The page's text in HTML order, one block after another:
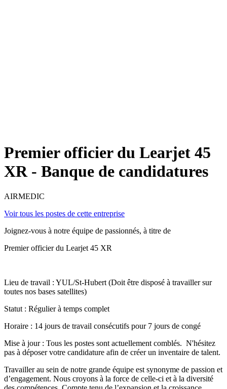
Premier officier du Learjet 45
XR - Banque de candidatures
AIRMEDIC
Voir tous les postes de cette entreprise
Joignez-vous à notre équipe de passionnés, à titre de
Premier officier du Learjet 45 XR
Lieu de travail : YUL/St-Hubert (Doit être disposé à travailler sur
toutes nos bases satellites)
Statut : Régulier à temps complet
Horaire : 14 jours de travail consécutifs pour 7 jours de congé
Mise à jour : Tous les postes sont actuellement comblés. N'hésitez
pas à déposer votre candidature afin de créer un inventaire de talent.
Travailler au sein de notre grande équipe est synonyme de passion et
d’engagement. Nous croyons à la force de celle-ci et à la diversité